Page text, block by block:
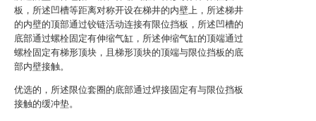
板，所述凹槽等距离对称开设在梯井的内壁上，所述梯井
的内壁的顶部通过铰链活动连接有限位挡板，所述凹槽的
底部通过螺栓固定有伸缩气缸，所述伸缩气缸的顶端通过
螺栓固定有梯形顶块，且梯形顶块的顶端与限位挡板的底
部内壁接触。
优选的，所述限位套圈的底部通过焊接固定有与限位挡板
接触的缓冲垫。